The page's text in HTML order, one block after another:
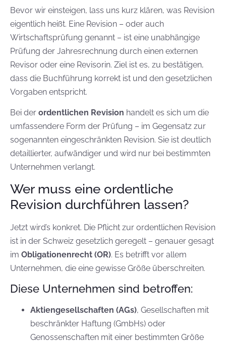
Bevor wir einsteigen, lass uns kurz klären, was Revision
eigentlich heißt. Eine Revision – oder auch
Wirtschaftsprüfung genannt – ist eine unabhängige
Prüfung der Jahresrechnung durch einen externen
Revisor oder eine Revisorin. Ziel ist es, zu bestätigen,
dass die Buchführung korrekt ist und den gesetzlichen
Vorgaben entspricht.
Bei der ordentlichen Revision handelt es sich um die
umfassendere Form der Prüfung – im Gegensatz zur
sogenannten eingeschränkten Revision. Sie ist deutlich
detaillierter, aufwändiger und wird nur bei bestimmten
Unternehmen verlangt.
Wer muss eine ordentliche
Revision durchführen lassen?
Jetzt wird’s konkret. Die Pflicht zur ordentlichen Revision
ist in der Schweiz gesetzlich geregelt – genauer gesagt
im Obligationenrecht (OR). Es betrifft vor allem
Unternehmen, die eine gewisse Größe überschreiten.
Diese Unternehmen sind betroffen:
Aktiengesellschaften (AGs), Gesellschaften mit
beschränkter Haftung (GmbHs) oder
Genossenschaften mit einer bestimmten Größe